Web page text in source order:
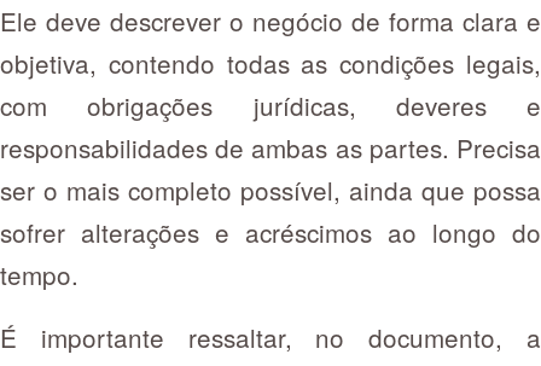
Ele deve descrever o negócio de forma clara e
objetiva, contendo todas as condições legais,
com obrigações jurídicas, deveres e
responsabilidades de ambas as partes. Precisa
ser o mais completo possível, ainda que possa
sofrer alterações e acréscimos ao longo do
tempo.
É importante ressaltar, no documento, a